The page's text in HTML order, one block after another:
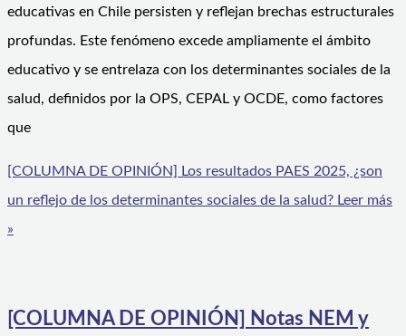
educativas en Chile persisten y reflejan brechas estructurales
profundas. Este fenómeno excede ampliamente el ámbito
educativo y se entrelaza con los determinantes sociales de la
salud, definidos por la OPS, CEPAL y OCDE, como factores
que
[COLUMNA DE OPINIÓN] Los resultados PAES 2025, ¿son
un reflejo de los determinantes sociales de la salud? Leer más
»
[COLUMNA DE OPINIÓN] Notas NEM y